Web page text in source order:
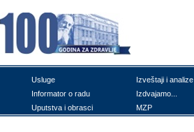
Uslugе
Izvеštајi i аnаlizе
Infоrmаtоr о rаdu
Izdvајаmо...
Uputstvа i оbrаsci MZP